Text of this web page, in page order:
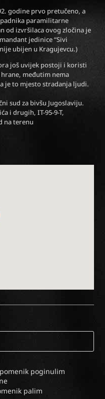
godine prvo pretučeno, a
paramilitarne
od izvršilaca ovog zločina je
jedinice “Sivi
ubijen u Kragujevcu.)
još uvijek postoji i koristi
međutim nema
je to mjesto stradanja ljudi.
sud za bivšu Jugoslaviju.
i drugih, IT-95-9-T,
na terenu
poginulim
palim